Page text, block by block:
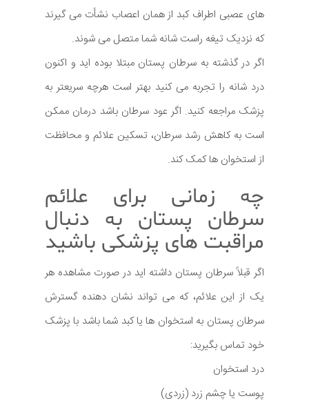
های عصبی اطراف کبد از همان اعصاب نشأت می گیرند
که نزدیک تیغه راست شانه شما متصل می شوند.
اگر در گذشته به سرطان پستان مبتلا بوده اید و اکنون
درد شانه را تجربه می کنید بهتر است هرچه سریعتر به
پزشک مراجعه کنید. اگر عود سرطان باشد درمان ممکن
است به کاهش رشد سرطان، تسکین علائم و محافظت
از استخوان ها کمک کند.
چه زمانی برای علائم
سرطان پستان به دنبال
مراقبت های پزشکی باشید
اگر قبلاً سرطان پستان داشته اید در صورت مشاهده هر
یک از این علائم، که می تواند نشان دهنده گسترش
سرطان پستان به استخوان ها یا کبد شما باشد با پزشک
خود تماس بگیرید:
درد استخوان
پوست یا چشم زرد (زردی)